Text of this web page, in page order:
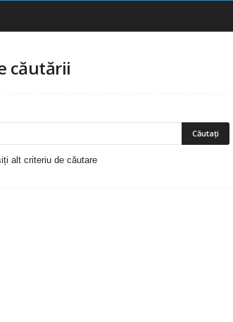
căutării
alt criteriu de căutare